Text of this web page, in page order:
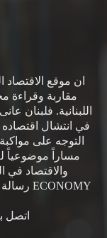
ان موقع الاقتصاد
مقاربة وقراءة
اللبنانية. فلبنان
في انتشال اقتصاده
التوجه على
مساراً موضوعياً
ECONOMY رسالة واضحة، هي: تغليب الاقتصاد على السياسة.
اتصل